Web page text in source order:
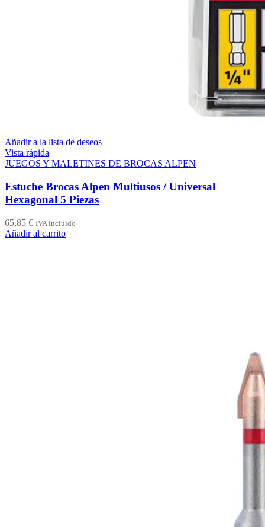
Añadir a la lista de deseos
Vista rápida
JUEGOS Y MALETINES DE BROCAS ALPEN
Estuche Brocas Alpen Multiusos / Universal
Hexagonal 5 Piezas
65,85 € IVA incluido
Añadir al carrito